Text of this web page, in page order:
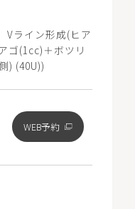
Vライン形成(ヒア
ゴ(1cc)＋ボツリ
) (40U))
WEB予約